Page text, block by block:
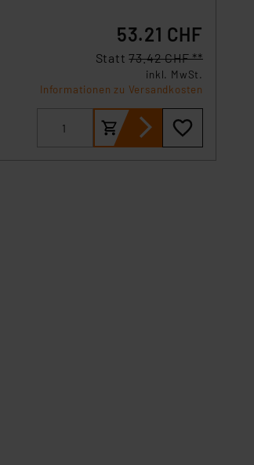
53.21 CHF
Statt73.42 CHF **
inkl. MwSt.
Informationen zu Versandkosten